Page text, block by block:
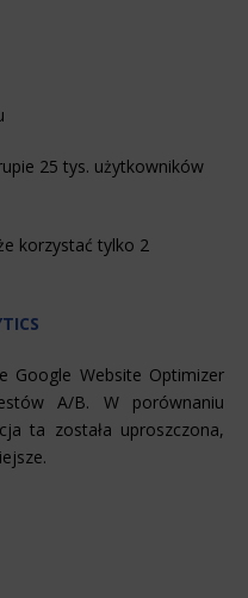
25 tys. użytkowników
korzystać tylko 2
Google Website Optimizer
A/B. W porównaniu
ta została uproszczona,